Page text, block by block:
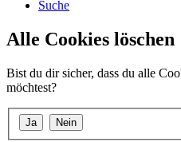
Suche
Alle Cookies löschen
Bist du dir sicher, dass du alle
möchtest?